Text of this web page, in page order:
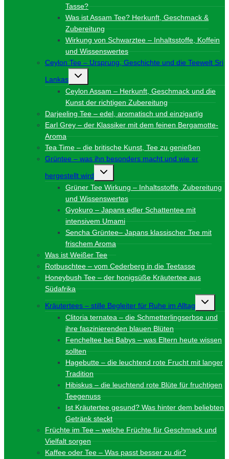
Tasse?
Was ist Assam Tee? Herkunft, Geschmack &
Zubereitung
Wirkung von Schwarztee – Inhaltsstoffe, Koffein
und Wissenswertes
Ceylon Tee – Ursprung, Geschichte und die Teewelt Sri
Lankas
Untermenü
Ceylon Assam – Herkunft, Geschmack und die
Kunst der richtigen Zubereitung
Darjeeling Tee – edel, aromatisch und einzigartig
Earl Grey – der Klassiker mit dem feinen Bergamotte-
Aroma
Tea Time – die britische Kunst, Tee zu genießen
Grüntee – was ihn besonders macht und wie er
hergestellt wird
Untermenü
Grüner Tee Wirkung – Inhaltsstoffe, Zubereitung
und Wissenswertes
Gyokuro – Japans edler Schattentee mit
intensivem Umami
Sencha Grüntee– Japans klassischer Tee mit
frischem Aroma
Was ist Weißer Tee
Rotbuschtee – vom Cederberg in die Teetasse
Honeybush Tee – der honigsüße Kräutertee aus
Südafrika
Kräutertees – stille Begleiter für Ruhe im Alltag
Clitoria ternatea – die Schmetterlingserbse und
ihre faszinierenden blauen Blüten
Fencheltee bei Babys – was Eltern heute wissen
sollten
Hagebutte – die leuchtend rote Frucht mit langer
Tradition
Hibiskus – die leuchtend rote Blüte für fruchtigen
Teegenuss
Ist Kräutertee gesund? Was hinter dem beliebten
Getränk steckt
Früchte im Tee – welche Früchte für Geschmack und
Vielfalt sorgen
Kaffee oder Tee – Was passt besser zu dir?